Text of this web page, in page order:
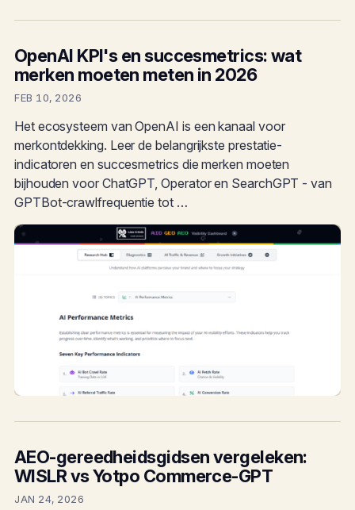
OpenAI KPI's en succesmetrics: wat
merken moeten meten in 2026
FEB 10, 2026
Het ecosysteem van OpenAI is een kanaal voor
merkontdekking. Leer de belangrijkste prestatie-
indicatoren en succesmetrics die merken moeten
bijhouden voor ChatGPT, Operator en SearchGPT - van
GPTBot-crawlfrequentie tot …
AEO-gereedheidsgidsen vergeleken:
WISLR vs Yotpo Commerce-GPT
JAN 24, 2026